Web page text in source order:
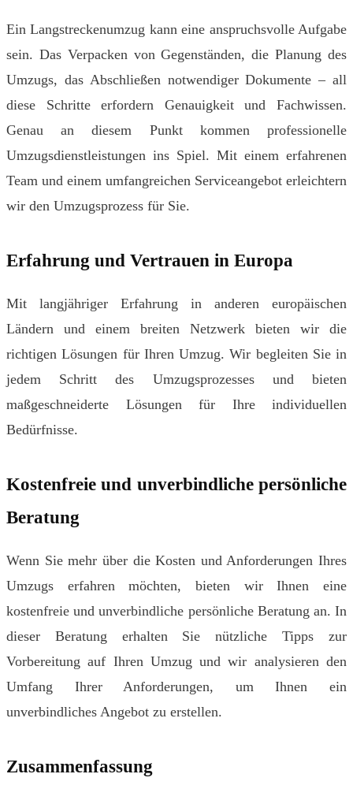
Ein Langstreckenumzug kann eine anspruchsvolle Aufgabe
sein. Das Verpacken von Gegenständen, die Planung des
Umzugs, das Abschließen notwendiger Dokumente – all
diese Schritte erfordern Genauigkeit und Fachwissen.
Genau an diesem Punkt kommen professionelle
Umzugsdienstleistungen ins Spiel. Mit einem erfahrenen
Team und einem umfangreichen Serviceangebot erleichtern
wir den Umzugsprozess für Sie.
Erfahrung und Vertrauen in Europa
Mit langjähriger Erfahrung in anderen europäischen
Ländern und einem breiten Netzwerk bieten wir die
richtigen Lösungen für Ihren Umzug. Wir begleiten Sie in
jedem Schritt des Umzugsprozesses und bieten
maßgeschneiderte Lösungen für Ihre individuellen
Bedürfnisse.
Kostenfreie und unverbindliche persönliche
Beratung
Wenn Sie mehr über die Kosten und Anforderungen Ihres
Umzugs erfahren möchten, bieten wir Ihnen eine
kostenfreie und unverbindliche persönliche Beratung an. In
dieser Beratung erhalten Sie nützliche Tipps zur
Vorbereitung auf Ihren Umzug und wir analysieren den
Umfang Ihrer Anforderungen, um Ihnen ein
unverbindliches Angebot zu erstellen.
Zusammenfassung